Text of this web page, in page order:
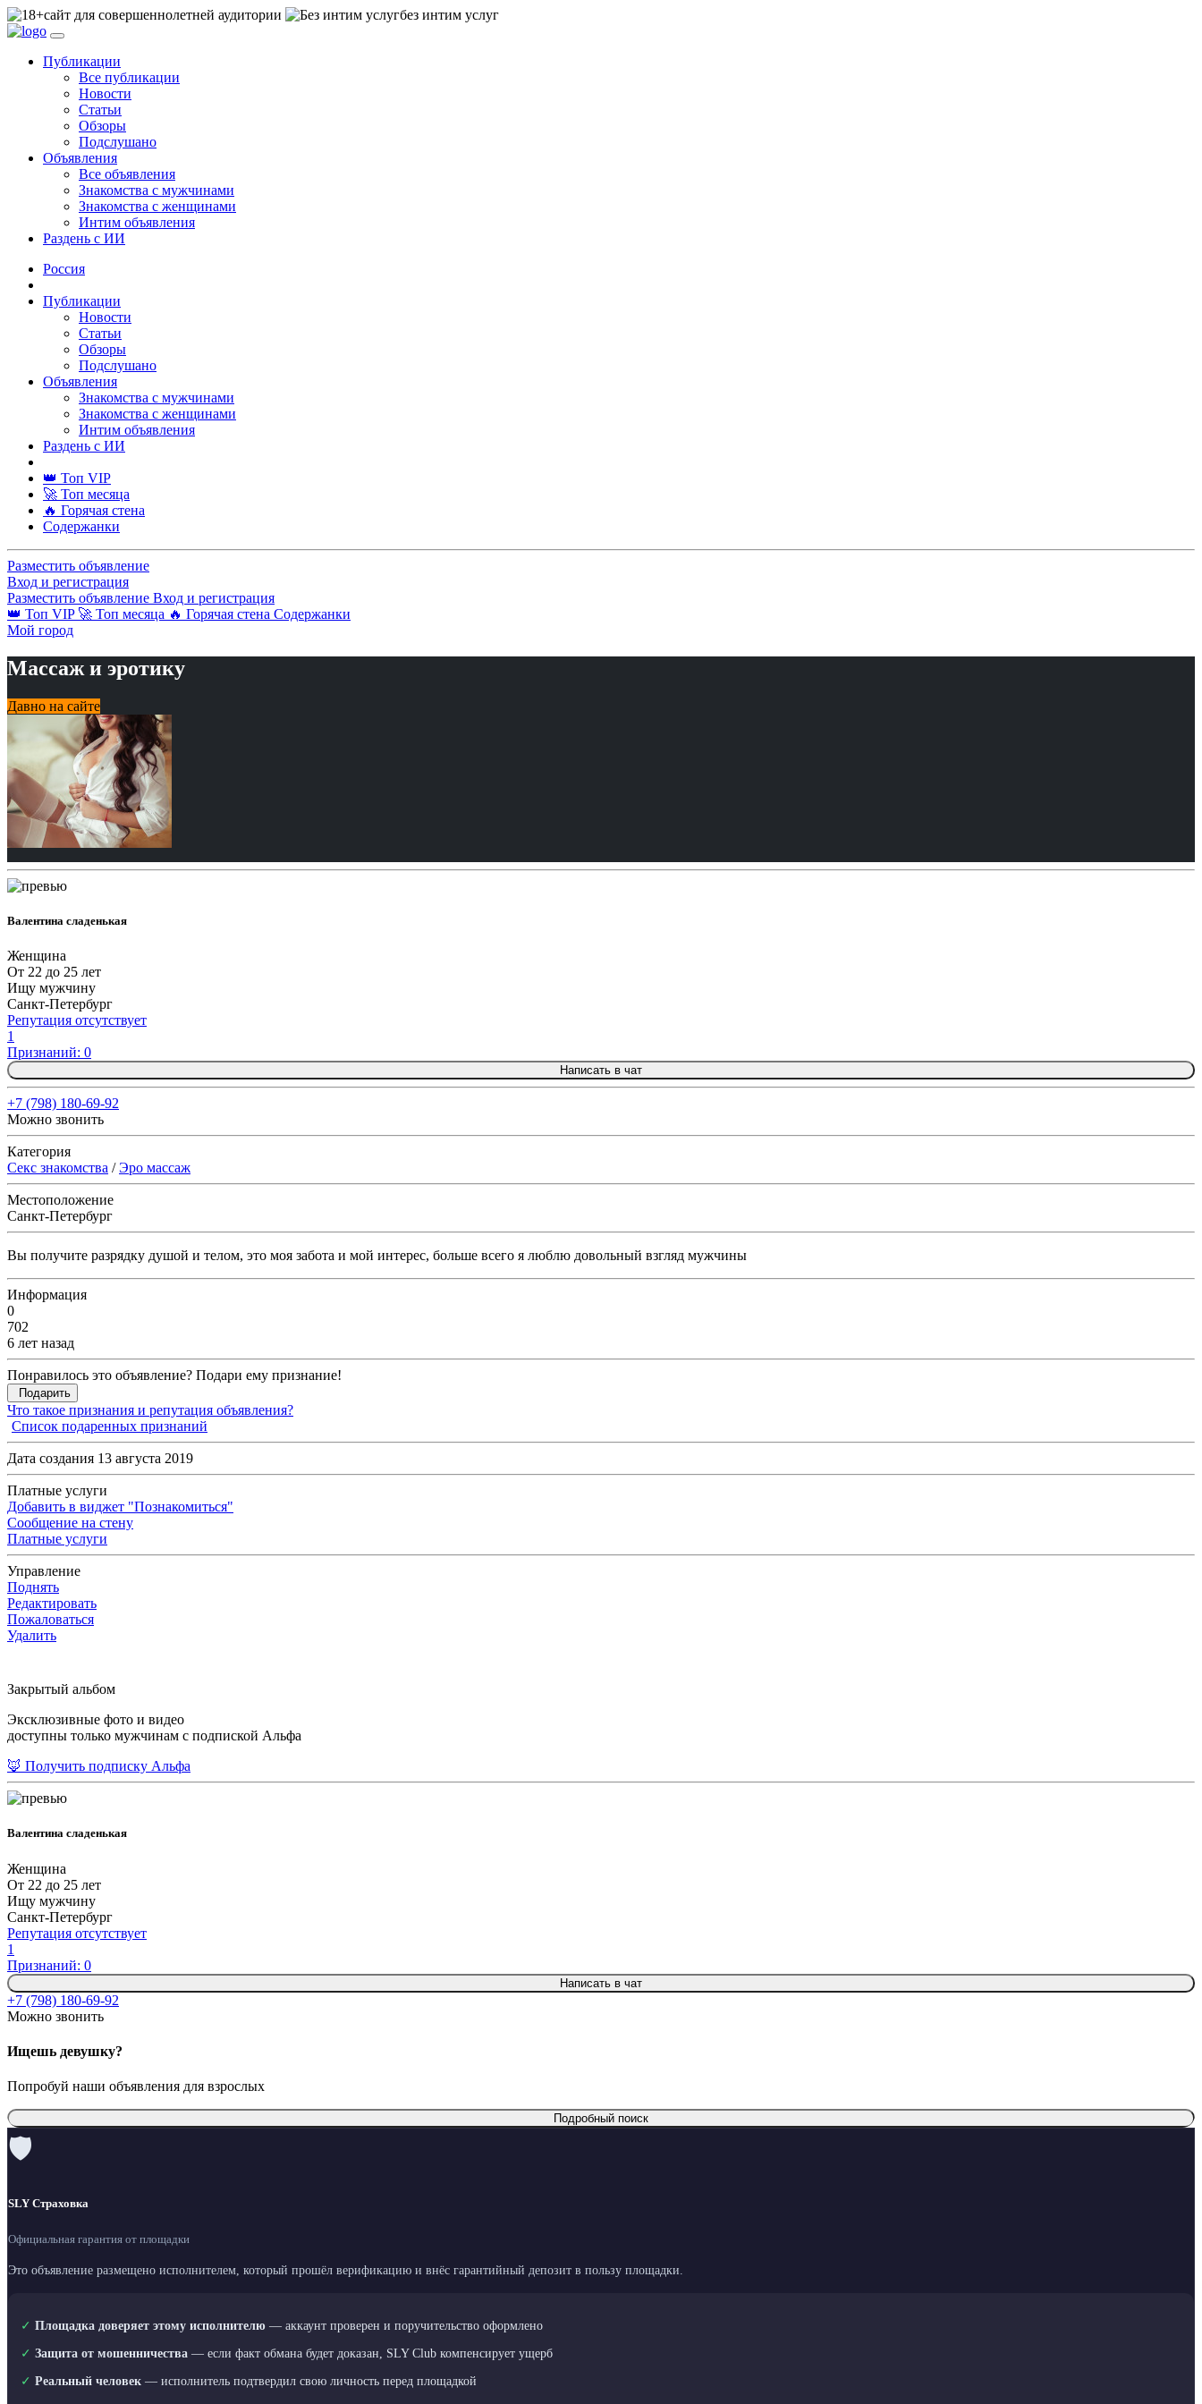
сайт для совершеннолетней аудитории без интим услуг
Публикации
Все публикации
Новости
Статьи
Обзоры
Подслушано
Объявления
Все объявления
Знакомства с мужчинами
Знакомства с женщинами
Интим объявления
Раздень с ИИ
Россия
Публикации
Новости
Статьи
Обзоры
Подслушано
Объявления
Знакомства с мужчинами
Знакомства с женщинами
Интим объявления
Раздень с ИИ
👑 Топ VIP
🚀 Топ месяца
🔥 Горячая стена
Содержанки
Разместить объявление
Вход и регистрация
Разместить объявление Вход и регистрация
👑 Топ VIP 🚀 Топ месяца 🔥 Горячая стена Содержанки
Мой город
Массаж и эротику
Давно на сайте
Валентина сладенькая
Женщина
От 22 до 25 лет
Ищу мужчину
Санкт-Петербург
Репутация отсутствует
1
Признаний: 0
Написать в чат
+7 (798) 180-69-92
Можно звонить
Категория
Секс знакомства /Эро массаж
Местоположение
Санкт-Петербург
Вы получите разрядку душой и телом, это моя забота и мой интерес, больше всего я люблю довольный взгляд мужчины
Информация
0
702
6 лет назад
Понравилось это объявление? Подари ему признание!
Подарить
Что такое признания и репутация объявления?
Список подаренных признаний
Дата создания 13 августа 2019
Платные услуги
Добавить в виджет "Познакомиться"
Сообщение на стену
Платные услуги
Управление
Поднять
Редактировать
Пожаловаться
Удалить
Закрытый альбом
Эксклюзивные фото и видео
доступны только мужчинам с подпиской Альфа
🦊 Получить подписку Альфа
Валентина сладенькая
Женщина
От 22 до 25 лет
Ищу мужчину
Санкт-Петербург
Репутация отсутствует
1
Признаний: 0
Написать в чат
+7 (798) 180-69-92
Можно звонить
Ищешь девушку?
Попробуй наши объявления для взрослых
Подробный поиск
🛡
SLY Страховка
Официальная гарантия от площадки
Это объявление размещено исполнителем, который прошёл верификацию и внёс гарантийный депозит в пользу площадки.
✓ Площадка доверяет этому исполнителю — аккаунт проверен и поручительство оформлено
✓ Защита от мошенничества — если факт обмана будет доказан, SLY Club компенсирует ущерб
✓ Реальный человек — исполнитель подтвердил свою личность перед площадкой